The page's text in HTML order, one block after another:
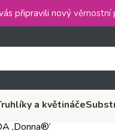
připravili nový věrnostní
a květináče
‚Donna®‘